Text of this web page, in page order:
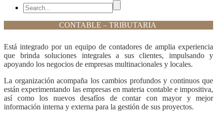
CONTABLE – TRIBUTARIA
Está integrado por un equipo de contadores de amplia experiencia
que brinda soluciones integrales a sus clientes, impulsando y
apoyando los negocios de empresas multinacionales y locales.
La organización acompaña los cambios profundos y continuos que
están experimentando las empresas en materia contable e impositiva,
así como los nuevos desafíos de contar con mayor y mejor
información interna y externa para la gestión de sus proyectos.